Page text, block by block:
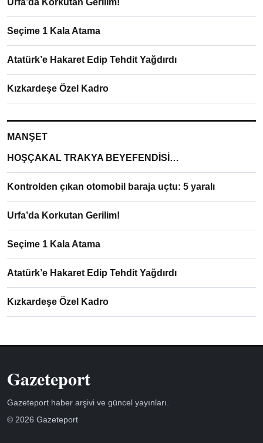
Urfa’da Korkutan Gerilim!
Seçime 1 Kala Atama
Atatürk’e Hakaret Edip Tehdit Yağdırdı
Kızkardeşe Özel Kadro
MANŞET
HOŞÇAKAL TRAKYA BEYEFENDİSİ…
Kontrolden çıkan otomobil baraja uçtu: 5 yaralı
Urfa’da Korkutan Gerilim!
Seçime 1 Kala Atama
Atatürk’e Hakaret Edip Tehdit Yağdırdı
Kızkardeşe Özel Kadro
Gazeteport
Gazeteport haber arşivi ve güncel yayınları.
© 2026 Gazeteport